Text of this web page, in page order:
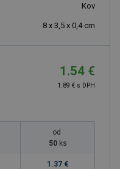
Kov
8 x 3,5 x 0,4 cm
1.54 €
1.89 € s DPH
od
50 ks
1.37 €